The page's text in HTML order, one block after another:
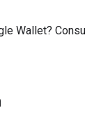
Wallet?